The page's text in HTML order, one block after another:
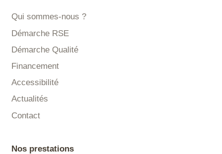
Qui sommes-nous ?
Démarche RSE
Démarche Qualité
Financement
Accessibilité
Actualités
Contact
Nos prestations